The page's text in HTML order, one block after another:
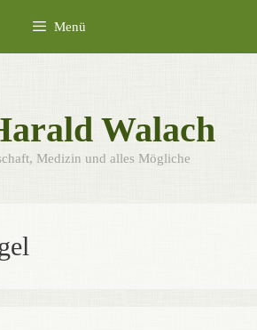
Menü
Walach
Medizin und alles Mögliche